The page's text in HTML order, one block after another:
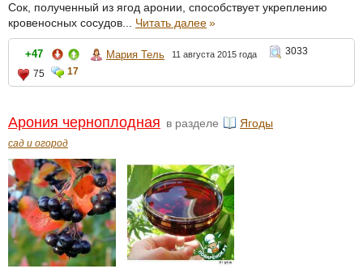
Сок, полученный из ягод аронии, способствует укреплению
кровеносных сосудов... Читать далее»
+47 Мария Тель 11 августа 2015 года
3033
75
17
Арония черноплодная в разделе Ягоды
сад и огород